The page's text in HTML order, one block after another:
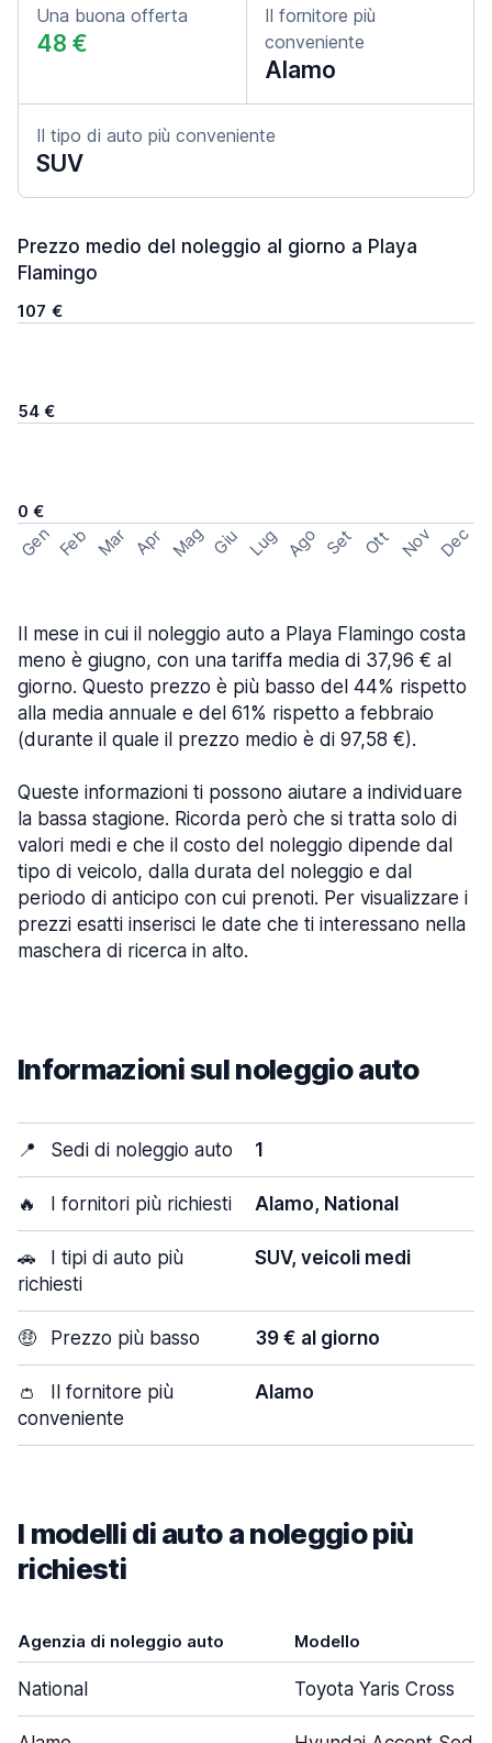
Una buona offerta
48 €
Il fornitore più
conveniente
Alamo
Il tipo di auto più conveniente
SUV
Prezzo medio del noleggio al giorno a Playa
Flamingo
107 €
54 €
0 €
Gen Feb Mar Apr Mag Giu Lug Ago Set Ott Nov Dec
Il mese in cui il noleggio auto a Playa Flamingo costa
meno è giugno, con una tariffa media di 37,96 € al
giorno. Questo prezzo è più basso del 44% rispetto
alla media annuale e del 61% rispetto a febbraio
(durante il quale il prezzo medio è di 97,58 €).
Queste informazioni ti possono aiutare a individuare
la bassa stagione. Ricorda però che si tratta solo di
valori medi e che il costo del noleggio dipende dal
tipo di veicolo, dalla durata del noleggio e dal
periodo di anticipo con cui prenoti. Per visualizzare i
prezzi esatti inserisci le date che ti interessano nella
maschera di ricerca in alto.
Informazioni sul noleggio auto
📍 Sedi di noleggio auto 1
🔥 I fornitori più richiesti Alamo, National
🚗
I tipi di auto più
richiesti
SUV, veicoli medi
🤑 Prezzo più basso 39 € al giorno
👛
Il fornitore più
conveniente
Alamo
I modelli di auto a noleggio più
richiesti
Agenzia di noleggio auto Modello
National Toyota Yaris Cross